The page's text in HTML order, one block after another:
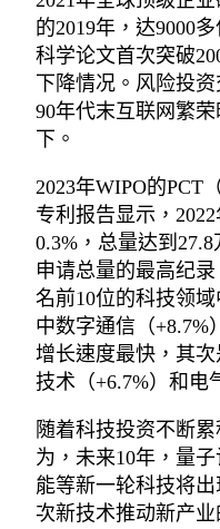
的2019年，达9000
科学论文首次突破
下降情况。风险投
90年代末互联网繁
下。
2023年WIPO的PCT
专利报告显示，
0.3%，总量达到
申请总量的最高纪
名前10位的科技领
中数字通信（+8.7%
增长速度最快，其
技术（+6.7%）和电
随着科技投资不断
为，未来10年，量
能等新一轮科技将
次新技术推动新产